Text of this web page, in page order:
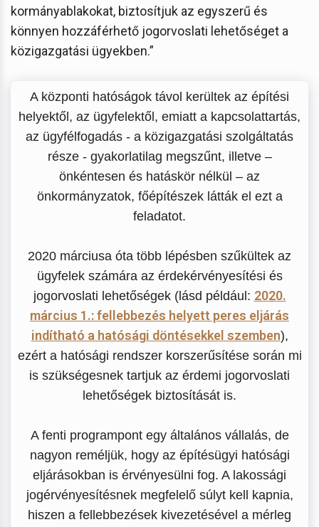
kormányablakokat, biztosítjuk az egyszerű és
könnyen hozzáférhető jogorvoslati lehetőséget a
közigazgatási ügyekben.”
A központi hatóságok távol kerültek az építési
helyektől, az ügyfelektől, emiatt a kapcsolattartás,
az ügyfélfogadás - a közigazgatási szolgáltatás
része - gyakorlatilag megszűnt, illetve –
önkéntesen és hatáskör nélkül – az
önkormányzatok, főépítészek látták el ezt a
feladatot.
2020 márciusa óta több lépésben szűkültek az
ügyfelek számára az érdekérvényesítési és
jogorvoslati lehetőségek (lásd például: 2020.
március 1.: fellebbezés helyett peres eljárás
indítható a hatósági döntésekkel szemben),
ezért a hatósági rendszer korszerűsítése során mi
is szükségesnek tartjuk az érdemi jogorvoslati
lehetőségek biztosítását is.
A fenti programpont egy általános vállalás, de
nagyon reméljük, hogy az építésügyi hatósági
eljárásokban is érvényesülni fog. A lakossági
jogérvényesítésnek megfelelő súlyt kell kapnia,
hiszen a fellebbezések kivezetésével a mérleg